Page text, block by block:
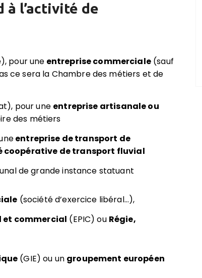
à l’activité de
pour une entreprise commerciale(sauf
ce sera la Chambre des métiers et de
pour une entreprise artisanale ou
des métiers
entreprise de transport de
coopérative de transport fluvial
de grande instance statuant
(société d’exercice libéral…),
commercial (EPIC) ou Régie,
(GIE) ou un groupement européen